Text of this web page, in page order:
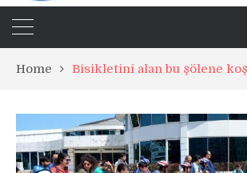
Home Bisikletini alan bu şölene